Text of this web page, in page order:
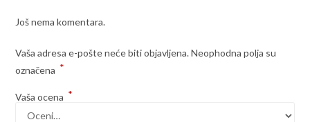
Još nema komentara.
Vaša adresa e-pošte neće biti objavljena. Neophodna polja su
označena *
Vaša ocena *